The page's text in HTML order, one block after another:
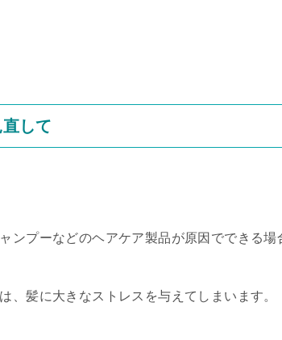
して
ンプーなどのヘアケア製品が原因でできる場
、髪に大きなストレスを与えてしまいます。